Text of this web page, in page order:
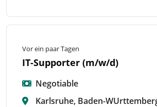
Vor ein paar Tagen
IT-Supporter (m/w/d)
Negotiable
Karlsruhe, Baden-